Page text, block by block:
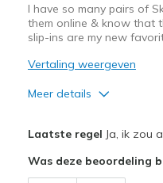
I have so many pairs of
them online & know that
slip-ins are my new
Vertaling weergeven
Meer details
Stylish
Laatste regel Ja, ik zou
Was deze beoordeling